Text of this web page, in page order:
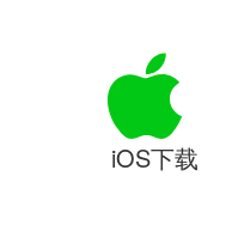
iOS下载